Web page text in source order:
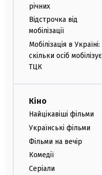
річних
Відстрочка від
мобілізації
Мобілізація в Україні:
скільки осіб мобілізує
ТЦК
Кіно
Найцікавіші фільми
Українські фільми
Фільми на вечір
Комедії
Серіали